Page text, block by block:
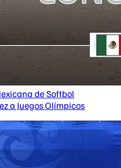
de Softbol
a Juegos Olímpicos